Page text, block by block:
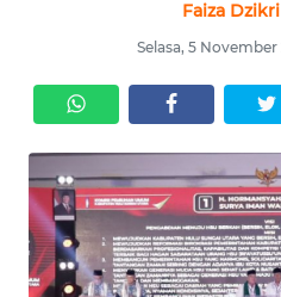
Faiza
Selasa, 5 November
SERBA-
SERBI
OPINI
Informasi